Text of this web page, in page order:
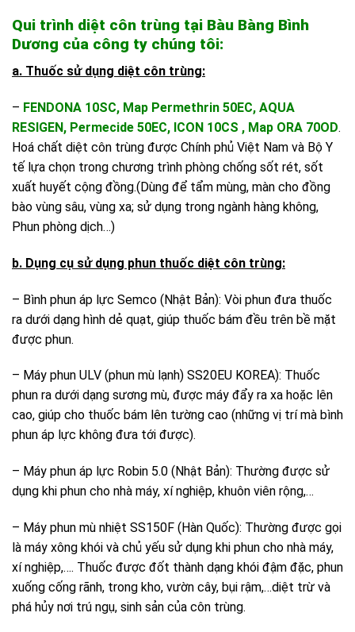
Qui trình diệt côn trùng tại Bàu Bàng Bình
Dương của công ty chúng tôi:
a. Thuốc sử dụng diệt côn trùng:
– FENDONA 10SC, Map Permethrin 50EC, AQUA
RESIGEN, Permecide 50EC, ICON 10CS , Map ORA 70OD.
Hoá chất diệt côn trùng được Chính phủ Việt Nam và Bộ Y
tế lựa chọn trong chương trình phòng chống sốt rét, sốt
xuất huyết cộng đồng.(Dùng để tẩm mùng, màn cho đồng
bào vùng sâu, vùng xa; sử dụng trong ngành hàng không,
Phun phòng dịch…)
b. Dụng cụ sử dụng phun thuốc diệt côn trùng:
– Bình phun áp lực Semco (Nhật Bản): Vòi phun đưa thuốc
ra dưới dạng hình dẻ quạt, giúp thuốc bám đều trên bề mặt
được phun.
– Máy phun ULV (phun mù lạnh) SS20EU KOREA): Thuốc
phun ra dưới dạng sương mù, được máy đẩy ra xa hoặc lên
cao, giúp cho thuốc bám lên tường cao (những vị trí mà bình
phun áp lực không đưa tới được).
– Máy phun áp lực Robin 5.0 (Nhật Bản): Thường được sử
dụng khi phun cho nhà máy, xí nghiệp, khuôn viên rộng,…
– Máy phun mù nhiệt SS150F (Hàn Quốc): Thường được gọi
là máy xông khói và chủ yếu sử dụng khi phun cho nhà máy,
xí nghiệp,…. Thuốc được đốt thành dạng khói đậm đặc, phun
xuống cống rãnh, trong kho, vườn cây, bụi rậm,…diệt trừ và
phá hủy nơi trú ngụ, sinh sản của côn trùng.